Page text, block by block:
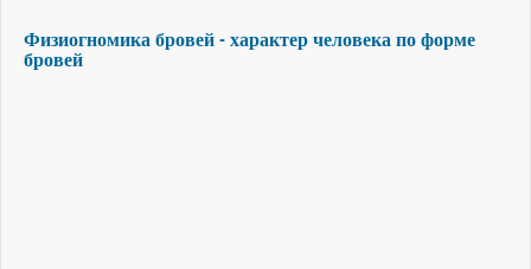
Физиогномика бровей - характер человека по форме
бровей